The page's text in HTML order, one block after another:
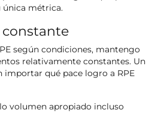
única métrica.
según condiciones, mantengo
relativamente constantes. Un
importar qué pace logro a RPE
volumen apropiado incluso